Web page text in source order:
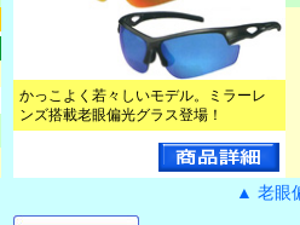
かっこよく若々しいモデル。ミラーレ
ンズ搭載老眼偏光グラス登場！
▲ 老眼